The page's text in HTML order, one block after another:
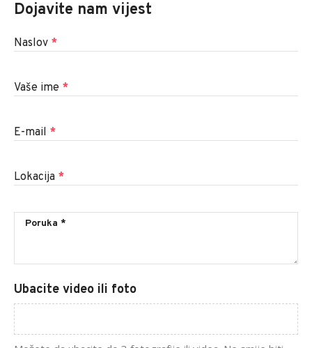
Dojavite nam vijest
Naslov *
Vaše ime *
E-mail *
Lokacija *
Ubacite video ili foto